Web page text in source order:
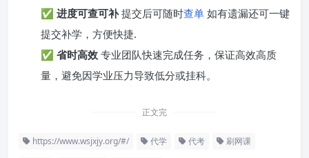
✅ 进度可查可补提交后可随时查单 如有遗漏还可一键
提交补学，方便快捷.
✅ 省时高效 专业团队快速完成任务，保证高效高质
量，避免因学业压力导致低分或挂科。
正文完
https://www.wsjxjy.org/#/ 代学 代考 刷网课